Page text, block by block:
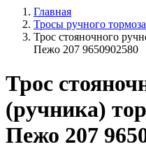
Главная
Тросы ручного тормоза
Трос стояночного
Пежо 207 9650902580
Трос
(ручника)
Пежо 207